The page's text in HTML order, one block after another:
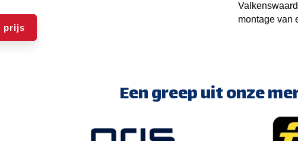
prijs
montage van
Een greep uit onze